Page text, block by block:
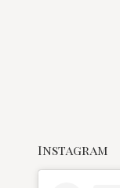
Instagram